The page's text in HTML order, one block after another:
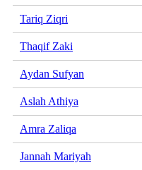
Tariq Ziqri
Thaqif Zaki
Aydan Sufyan
Aslah Athiya
Amra Zaliqa
Jannah Mariyah